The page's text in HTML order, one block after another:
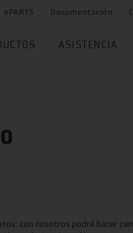
ePARTS Documentación
ASISTENCIA
con nosotros podrá hacer